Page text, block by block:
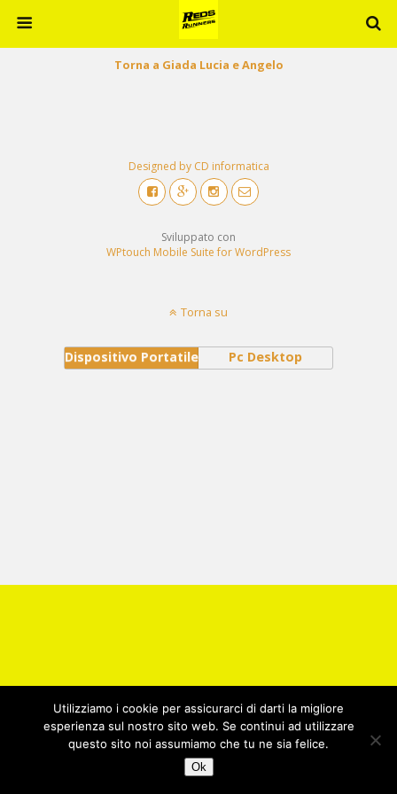
Torna a Giada Lucia e Angelo
Designed by CD informatica
Sviluppato con
WPtouch Mobile Suite for WordPress
Utilizziamo i cookie per assicurarci di darti la migliore
esperienza sul nostro sito web. Se continui ad utilizzare
questo sito noi assumiamo che tu ne sia felice.
Ok
Torna su
Dispositivo Portatile Pc Desktop